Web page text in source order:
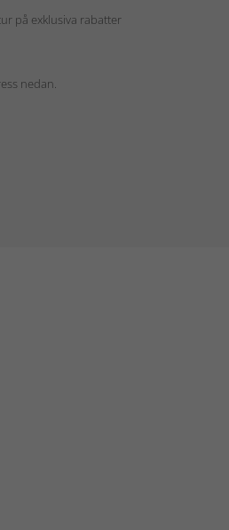
på exklusiva rabatter
nedan.